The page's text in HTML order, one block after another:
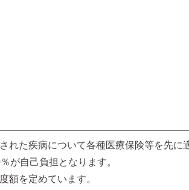
れた疾病について各種医療保険等を先に
が自己負担となります。
額を定めています。